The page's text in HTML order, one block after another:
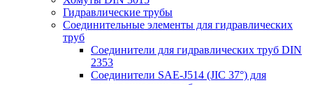
Гидравлические трубы
Соединительные элементы для гидравлических
труб
Соединители для гидравлических труб DIN
2353
Соединители SAE-J514 (JIC 37°) для